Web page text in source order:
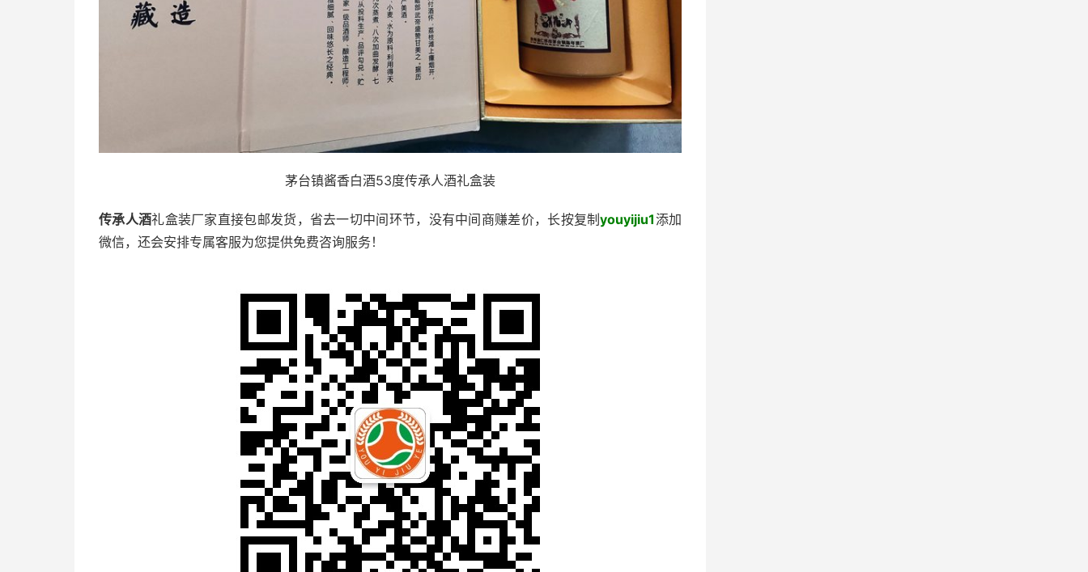
茅台镇酱香白酒53度传承人酒礼盒装
传承人酒礼盒装厂家直接包邮发货，省去一切中间环节，没有中间商赚差价，长按复制youyijiu1添加
微信，还会安排专属客服为您提供免费咨询服务！